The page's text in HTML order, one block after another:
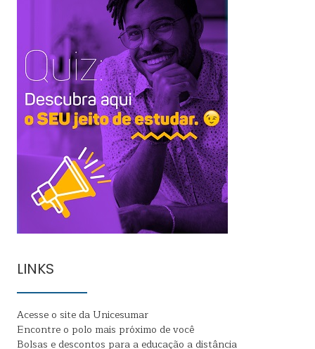
LINKS
Acesse o site da Unicesumar
Encontre o polo mais próximo de você
Bolsas e descontos para a educação a distância